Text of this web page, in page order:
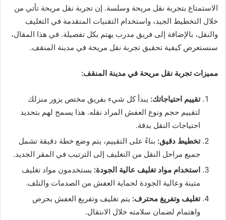
الاستمتاع بتجربة نقل مريحة وسلسة. إن تجربة نقل مريحة تأتي من
خلال التخطيط الجيد، واستخدام التقنيات المتقدمة في التغليف
والنقل، بالإضافة إلى فريق مدرب يهتم بكل تفصيلة. في هذا المقال،
سنستعرض كيفية تحقيق تجربة نقل مريحة في مدينة المنقف.
مميزات تجربة نقل مريحة في مدينة المنقف:
تقييم احتياجاتك: يبدأ كل شيء بفريق مختص يزور منزلك
لتقييم حجم ونوع العفش المراد نقله. هذا يسمح لهم بتحديد
احتياجات النقل بدقة.
تخطيط دقيق: بناءً على التقييم، يتم وضع خطة دقيقة تشمل
جميع مراحل النقل من التغليف إلى الترتيب في المقر الجديد.
استخدام مواد تغليف عالية الجودة: يستخدمون مواد تغليف
متينة وعالية الجودة لحماية العفش من الصدمات والتلف.
تغليف وتفريغ محترف: يتم تغليف وتفريغ العفش بحرص
واهتمام لضمان سلامته خلال الانتقال.